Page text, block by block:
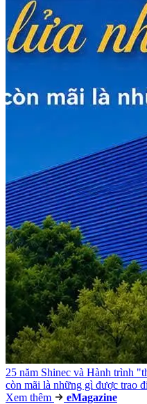
25 năm Shinec và Hành trình
còn mãi là những gì được trao đi
Xem thêm
eMagazine